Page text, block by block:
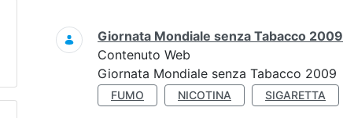
Ricerca
Giornata Mondiale senza Tabacco 2009
Contenuto Web
Giornata Mondiale senza Tabacco 2009
FUMO NICOTINA SIGARETTA